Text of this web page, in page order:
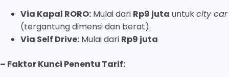
Via Kapal RORO: Mulai dari Rp9 juta untukcity car
(tergantung dimensi dan berat).
Via Self Drive: Mulai dari Rp9 juta
– Faktor Kunci Penentu Tarif: